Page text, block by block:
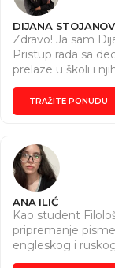
DIJANA
Zdravo! Ja sam
Pristup rada sa
prelaze u školi i
sam stekla
7 godina
TRAŽITE PONUDU
ANA ILIĆ
Kao student
pripremanje
engleskog i
termin birate Vi,